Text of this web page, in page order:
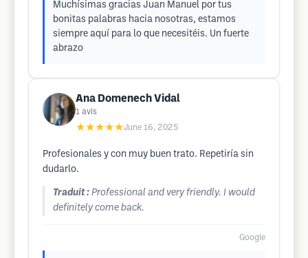
Muchísimas gracias Juan Manuel por tus
bonitas palabras hacia nosotras, estamos
siempre aquí para lo que necesitéis. Un fuerte
abrazo
Ana Domenech Vidal
1 avis
★★★★★June 16, 2025
Profesionales y con muy buen trato. Repetiría sin
dudarlo.
Traduit : Professional and very friendly. I would
definitely come back.
Google